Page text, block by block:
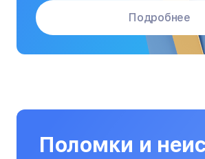
Морозильные камеры
Подробнее
Поломки и